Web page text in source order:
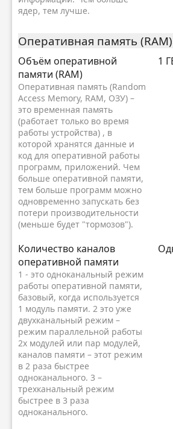
ядер, тем лучше.
Оперативная память (RAM)
Объём оперативной
памяти (RAM)
Оперативная память (Random
Access Memory, RAM, ОЗУ) –
это временная память
(работает только во время
работы устройства) , в
которой хранятся данные и
код для оперативной работы
программ, приложений. Чем
больше оперативной памяти,
тем больше программ можно
одновременно запускать без
потери производительности
(меньше будет "тормозов").
1
Количество каналов
оперативной памяти
1 - это одноканальный режим
работы оперативной памяти,
базовый, когда используется
1 модуль памяти. 2 это уже
двухканальный режим –
режим параллельной работы
2х модулей или пар модулей,
каналов памяти – этот режим
в 2 раза быстрее
одноканального. 3 –
трехканальный режим
быстрее в 3 раза
одноканального.